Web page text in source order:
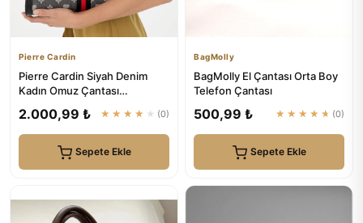
Pierre Cardin
Pierre Cardin Siyah Denim
Kadın Omuz Çantası
2.000,99 ₺ ★★★★★ (0)
Sepete Ekle
BagMolly
BagMolly El Çantası Orta Boy
Telefon Çantası
500,99 ₺ ★★★★★ (0)
Sepete Ekle